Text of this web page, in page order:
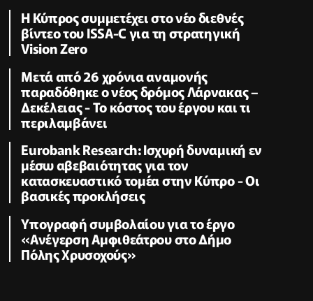
Η Κύπρος συμμετέχει στο νέο διεθνές
βίντεο του ISSA-C για τη στρατηγική
Vision Zero
Μετά από 26 χρόνια αναμονής
παραδόθηκε ο νέος δρόμος Λάρνακας –
Δεκέλειας - Το κόστος του έργου και τι
περιλαμβάνει
Eurobank Research: Ισχυρή δυναμική εν
μέσω αβεβαιότητας για τον
κατασκευαστικό τομέα στην Κύπρο - Οι
βασικές προκλήσεις
Υπογραφή συμβολαίου για το έργο
«Ανέγερση Αμφιθεάτρου στο Δήμο
Πόλης Χρυσοχούς»